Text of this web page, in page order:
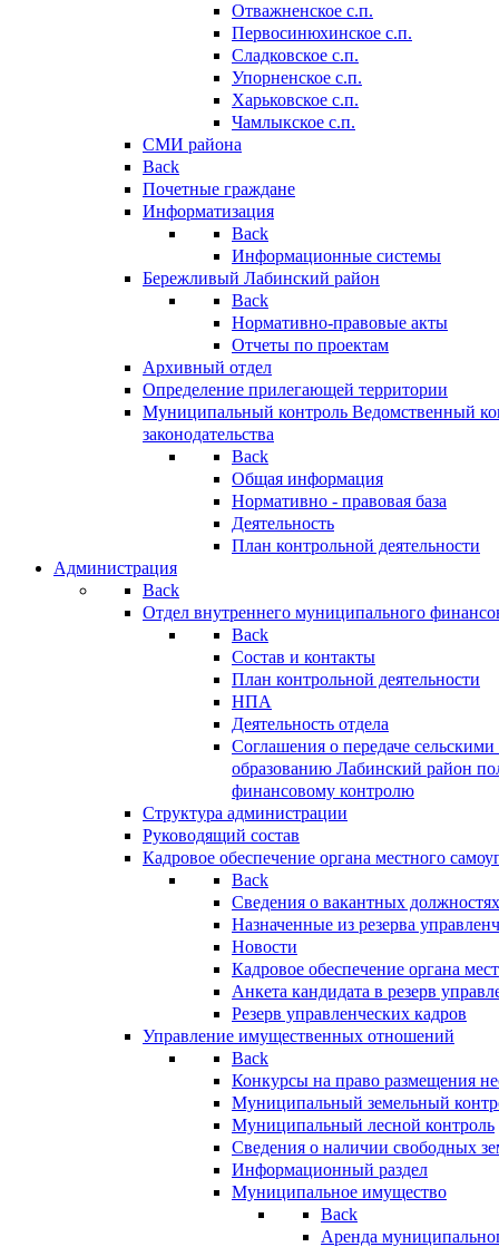
Отважненское с.п.
Первосинюхинское с.п.
Сладковское с.п.
Упорненское с.п.
Харьковское с.п.
Чамлыкское с.п.
СМИ района
Back
Почетные граждане
Информатизация
Back
Информационные системы
Бережливый Лабинский район
Back
Нормативно-правовые акты
Отчеты по проектам
Архивный отдел
Определение прилегающей территории
Муниципальный контроль Ведомственный
законодательства
Back
Общая информация
Нормативно - правовая база
Деятельность
План контрольной деятельности
Администрация
Back
Отдел внутреннего муниципального
Back
Состав и контакты
План контрольной деятельности
НПА
Деятельность отдела
Соглашения о передаче
образованию Лабинский район
финансовому контролю
Структура администрации
Руководящий состав
Кадровое обеспечение органа местного
Back
Сведения о вакантных
Назначенные из резерва
Новости
Кадровое обеспечение органа
Анкета кандидата в резерв
Резерв управленческих кадров
Управление имущественных отношений
Back
Конкурсы на право размещения
Муниципальный земельный
Муниципальный лесной контроль
Сведения о наличии свободных
Информационный раздел
Муниципальное имущество
Back
Аренда